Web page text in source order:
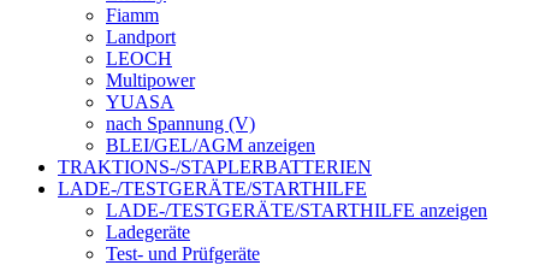
Fiamm
Landport
LEOCH
Multipower
YUASA
nach Spannung (V)
BLEI/GEL/AGM anzeigen
TRAKTIONS-/STAPLERBATTERIEN
LADE-/TESTGERÄTE/STARTHILFE
LADE-/TESTGERÄTE/STARTHILFE anzeigen
Ladegeräte
Test- und Prüfgeräte